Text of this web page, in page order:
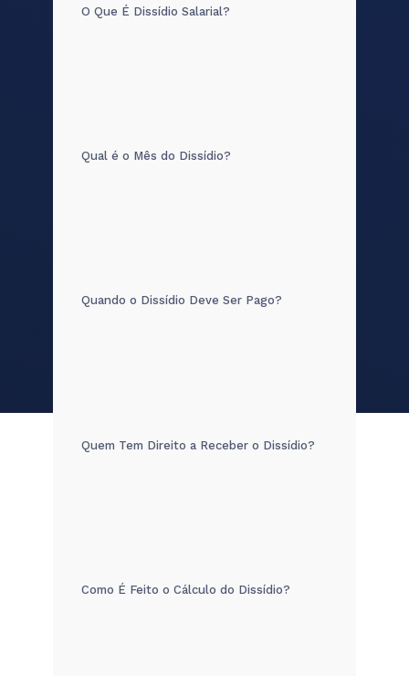
O Que É Dissídio Salarial?
Qual é o Mês do Dissídio?
Quando o Dissídio Deve Ser Pago?
Quem Tem Direito a Receber o Dissídio?
Como É Feito o Cálculo do Dissídio?